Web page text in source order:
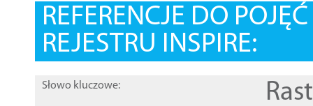
REFERENCJE DO
REJESTRU INSPIRE:
Słowo kluczowe: